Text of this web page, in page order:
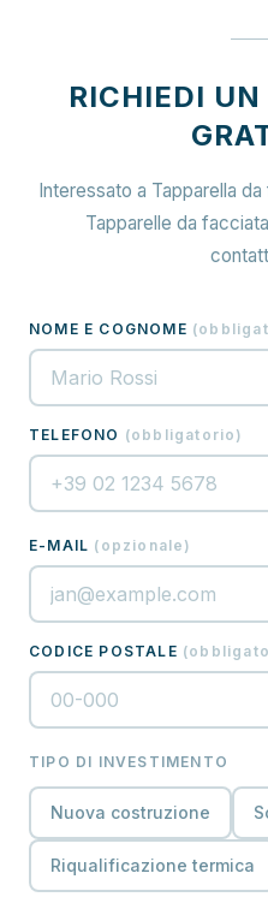
RICHIEDI
Interessato a Tapparella
Tapparelle da
NOME E COGNOME (
TELEFONO (obbligatorio )
E-MAIL ( opzionale )
CODICE POSTALE (
TIPO DI INVESTIMENTO
Nuova costruzione
Riqualificazione termica